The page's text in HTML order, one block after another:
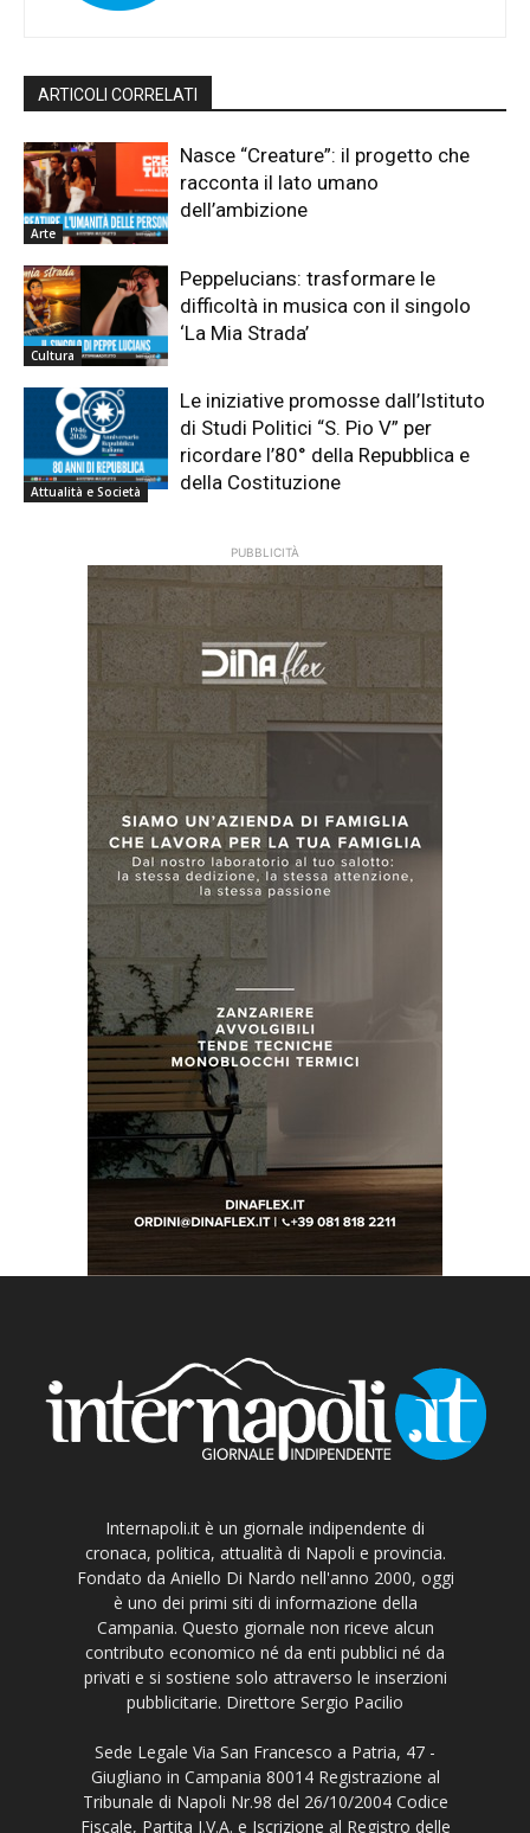
ARTICOLI CORRELATI
Arte
Nasce “Creature”: il progetto che
racconta il lato umano
dell’ambizione
Cultura
Peppelucians: trasformare le
difficoltà in musica con il singolo
‘La Mia Strada’
Attualità e Società
Le iniziative promosse dall’Istituto
di Studi Politici “S. Pio V” per
ricordare l’80° della Repubblica e
della Costituzione
PUBBLICITÀ
Internapoli.it è un giornale indipendente di
cronaca, politica, attualità di Napoli e provincia.
Fondato da Aniello Di Nardo nell'anno 2000, oggi
è uno dei primi siti di informazione della
Campania. Questo giornale non riceve alcun
contributo economico né da enti pubblici né da
privati e si sostiene solo attraverso le inserzioni
pubblicitarie. Direttore Sergio Pacilio
Sede Legale Via San Francesco a Patria, 47 -
Giugliano in Campania 80014 Registrazione al
Tribunale di Napoli Nr.98 del 26/10/2004 Codice
Fiscale, Partita I.V.A. e Iscrizione al Registro delle